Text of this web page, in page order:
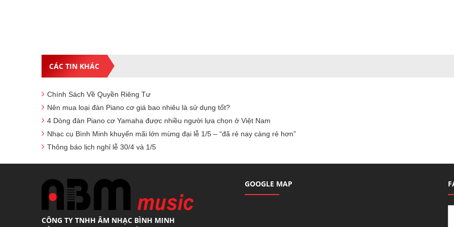
CÁC TIN KHÁC
Chính Sách Về Quyền Riêng Tư
Nên mua loại đàn Piano cơ giá bao nhiêu là sử dụng tốt?
4 Dòng đàn Piano cơ Yamaha được nhiều người lựa chọn ở Việt Nam
Nhạc cụ Bình Minh khuyến mãi lớn mừng đại lễ 1/5 – “đã rẻ nay càng rẻ hơn”
Thông báo lịch nghỉ lễ 30/4 và 1/5
CÔNG TY TNHH ÂM NHẠC BÌNH MINH
GOOGLE MAP